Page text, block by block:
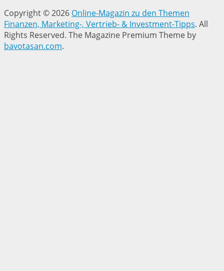
Copyright © 2026 Online-Magazin zu den Themen
Finanzen, Marketing-, Vertrieb- & Investment-Tipps. All
Rights Reserved. The Magazine Premium Theme by
bavotasan.com.